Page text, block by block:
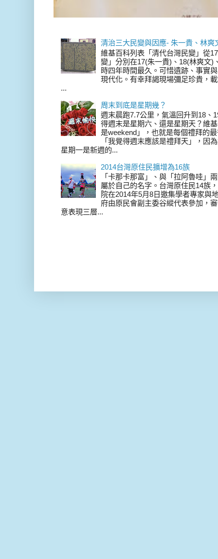
清治三大民變與因應- 朱一貴、林爽
維基百科列表「清代台灣民變」從
變」分別在17(朱一貴)、18(林爽文)
時四年時間最久。可惜遺跡、事實
現代化。有幸拜謁現場彌足珍貴，
...
周末到底是星期幾？
週末晨跑7.7公里，氣溫回升到18、
得週末是星期六、還是星期天？維
是weekend」，也就是每個禮拜的
「我覺得週末應該是禮拜天」，因
星期一是新週的...
2014台灣原住民擴增為16族
「卡那卡那富」、與「拉阿魯哇」
屬於自己的名字。台灣原住民14族
院在2014年5月8日邀集學者專家與
府由原民會副主委谷縱代表參加，
意表現三層...